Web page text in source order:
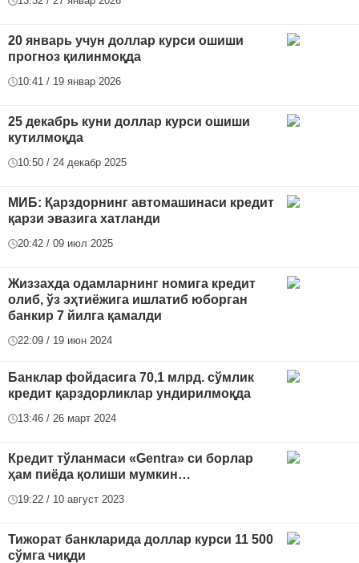
20 январь учун доллар курси ошиши
прогноз қилинмоқда
10:41 / 19 январ 2026
25 декабрь куни доллар курси ошиши
кутилмоқда
10:50 / 24 декабр 2025
МИБ: Қарздорнинг автомашинаси кредит
қарзи эвазига хатланди
20:42 / 09 июл 2025
Жиззахда одамларнинг номига кредит
олиб, ўз эҳтиёжига ишлатиб юборган
банкир 7 йилга қамалди
22:09 / 19 июн 2024
Банклар фойдасига 70,1 млрд. сўмлик
кредит қарздорликлар ундирилмоқда
13:46 / 26 март 2024
Кредит тўланмаси «Gentra» си борлар
ҳам пиёда қолиши мумкин…
19:22 / 10 август 2023
Тижорат банкларида доллар курси 11 500
сўмга чиқди